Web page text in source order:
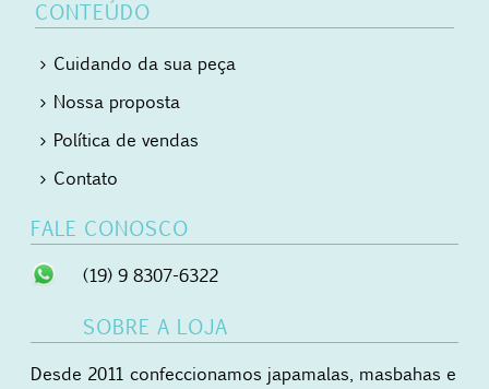
CONTEÚDO
Cuidando da sua peça
Nossa proposta
Política de vendas
Contato
FALE CONOSCO
(19) 9 8307-6322
SOBRE A LOJA
Desde 2011 confeccionamos japamalas, masbahas e